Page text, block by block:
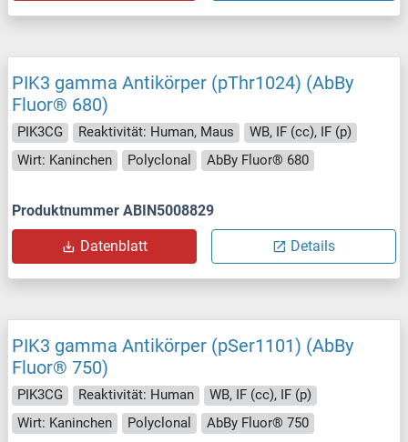
PIK3 gamma Antikörper (pThr1024) (AbBy
Fluor® 680)
PIK3CG Reaktivität: Human, Maus
WB, IF (cc), IF (p)
Wirt: Kaninchen
Polyclonal AbBy Fluor® 680
Produktnummer ABIN5008829
Datenblatt Details
PIK3 gamma Antikörper (pSer1101) (AbBy
Fluor® 750)
PIK3CG Reaktivität: Human
WB, IF (cc), IF (p)
Wirt: Kaninchen
Polyclonal AbBy Fluor® 750